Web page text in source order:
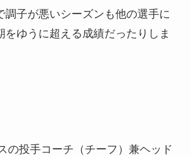
調子が悪いシーズンも他の選手に
をゆうに超える成績だったりしま
の投手コーチ（チーフ）兼ヘッド